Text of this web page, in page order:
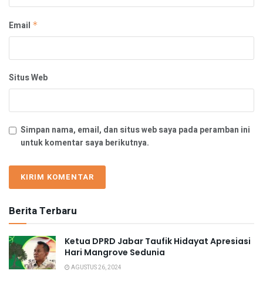
Email *
Situs Web
Simpan nama, email, dan situs web saya pada peramban ini
untuk komentar saya berikutnya.
Berita Terbaru
Ketua DPRD Jabar Taufik Hidayat Apresiasi
Hari Mangrove Sedunia
AGUSTUS 26, 2024